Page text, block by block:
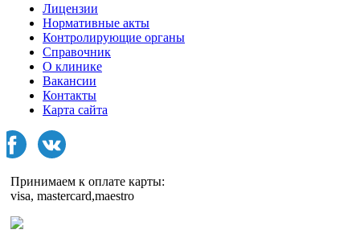
Лицензии
Нормативные акты
Контролирующие органы
Справочник
О клинике
Вакансии
Контакты
Карта сайта
Принимаем к оплате карты:
visa, mastercard,maestro